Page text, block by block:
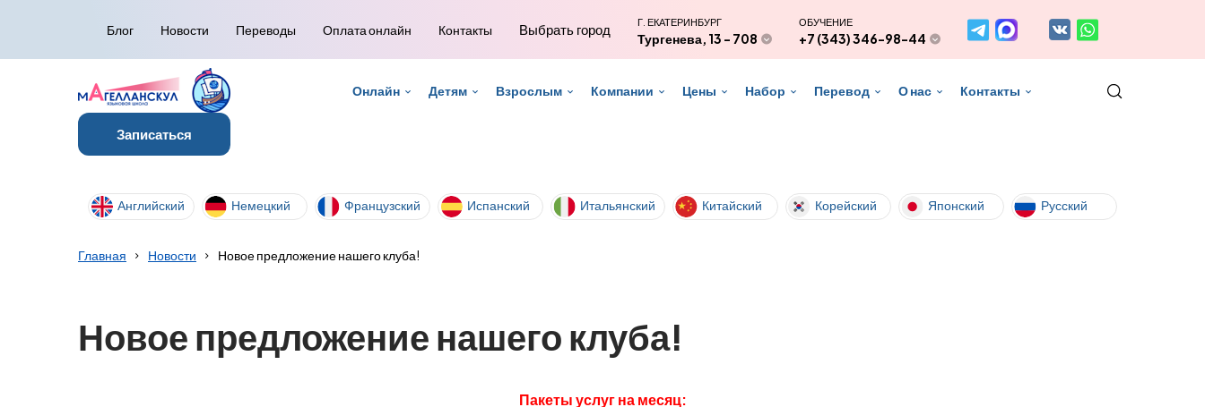
Блог Новости Переводы Оплата онлайн Контакты Выбрать город Г. ЕКАТЕРИНБУРГ
Тургенева, 13 - 708
ОБУЧЕНИЕ
+7 (343) 346-98-44
Онлайн Детям Взрослым Компании Цены Набор Перевод О нас Контакты
Записаться
Английский Немецкий Французский Испанский Итальянский Китайский Корейский Японский Русский
Главная Новости Новое предложение нашего клуба!
Новое предложение нашего клуба!
Пакеты услуг на месяц: